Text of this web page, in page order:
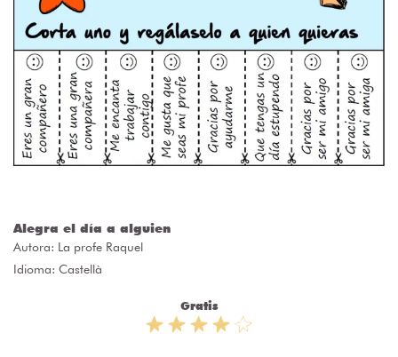
Alegra el día a alguien
Autora: La profe Raquel
Idioma: Castellà
Gratis